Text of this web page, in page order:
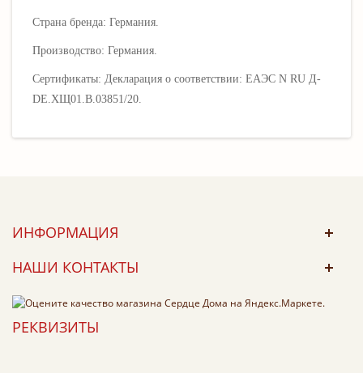
Страна бренда: Германия.
Производство: Германия.
Сертификаты: Декларация о соответствии: ЕАЭС N RU Д-
DE.ХЩ01.В.03851/20.
ИНФОРМАЦИЯ
НАШИ КОНТАКТЫ
РЕКВИЗИТЫ